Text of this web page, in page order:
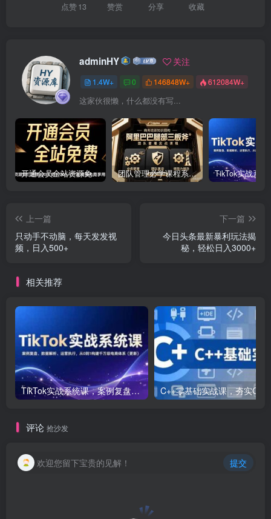
点赞13 赞赏 分享 收藏
adminHY 关注
1.4W+ 0 146848W+ 612084W+
这家伙很懒，什么都没有写...
开通会员全站资源免费下载 开通VIP会员 HY资源库 团队管理必学课程系列，阿里巴巴“腿部三板斧”
上一篇
只动手不动脑，每天发发视
频，日入500+
下一篇
今日头条最新暴利玩法揭
秘，轻松日入3000+
相关推荐
TikTok实战系统课，案例复盘、数据解析、运营执行，从0到1构建千万级电商体系（更新）
评论 抢沙发
欢迎您留下宝贵的见解！ 提交